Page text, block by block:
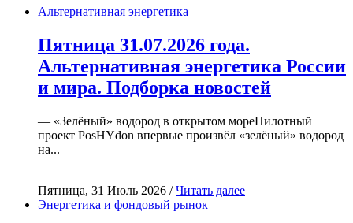
Альтернативная энергетика
Пятница 31.07.2026 года.
Альтернативная энергетика России
и мира. Подборка новостей
— «Зелёный» водород в открытом мореПилотный
проект PosHYdon впервые произвёл «зелёный» водород
на...
Пятница, 31 Июль 2026 /Читать далее
Энергетика и фондовый рынок